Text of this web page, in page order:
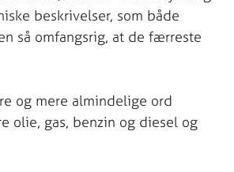
beskrivelser, som både
så omfangsrig, at de færreste
og mere almindelige ord
olie, gas, benzin og diesel og